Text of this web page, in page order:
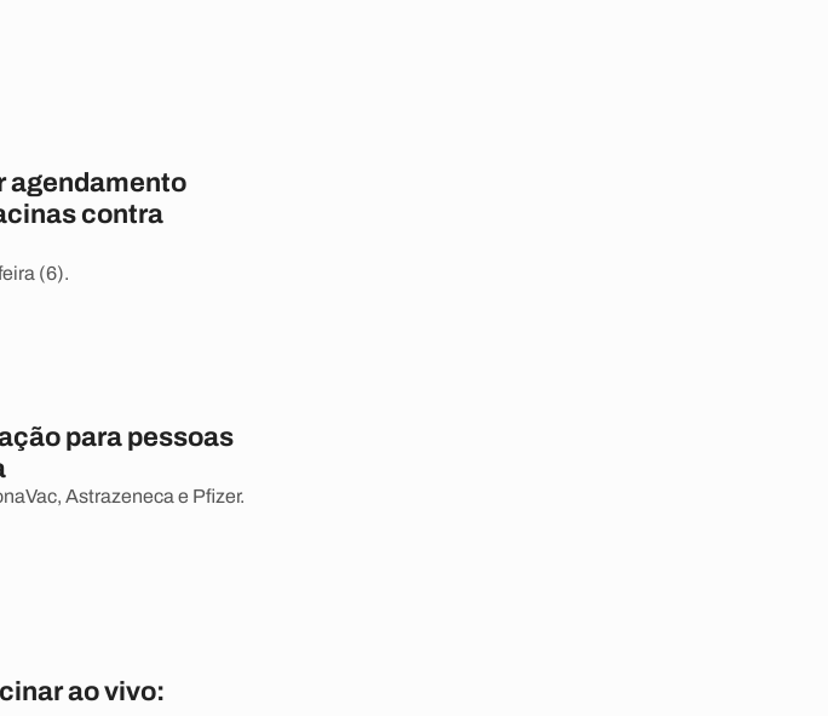
agendamento
contra
(6).
para pessoas
Astrazeneca e Pfizer.
ao vivo: